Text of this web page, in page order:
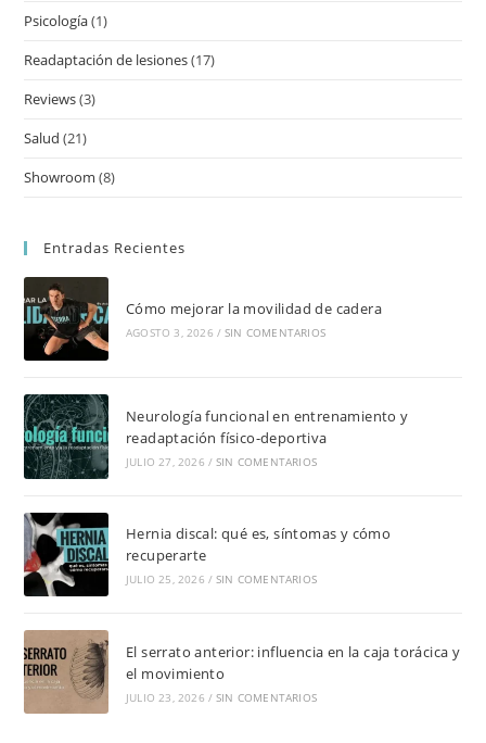
Psicología(1)
Readaptación de lesiones(17)
Reviews(3)
Salud (21)
Showroom (8)
Entradas Recientes
Cómo mejorar la movilidad de cadera
AGOSTO 3, 2026 / SIN COMENTARIOS
Neurología funcional en entrenamiento y
readaptación físico-deportiva
JULIO 27, 2026 / SIN COMENTARIOS
Hernia discal: qué es, síntomas y cómo
recuperarte
JULIO 25, 2026 / SIN COMENTARIOS
El serrato anterior: influencia en la caja torácica y
el movimiento
JULIO 23, 2026 / SIN COMENTARIOS